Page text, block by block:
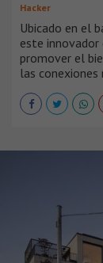
Hacker
Ubicado en el
este innovador
promover el
las